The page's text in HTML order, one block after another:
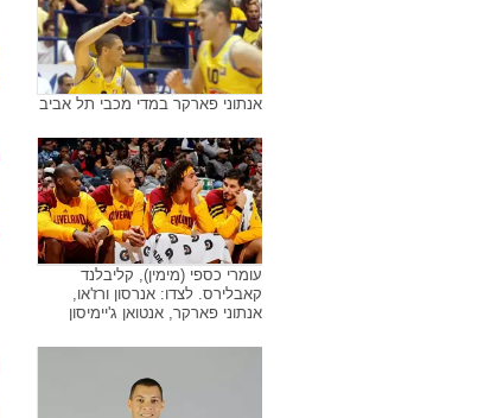
אנתוני פארקר במדי מכבי תל אביב
עומרי כספי (מימין), קליבלנד
קאבלירס. לצדו: אנרסון ורז'או,
אנתוני פארקר, אנטואן ג'יימיסון